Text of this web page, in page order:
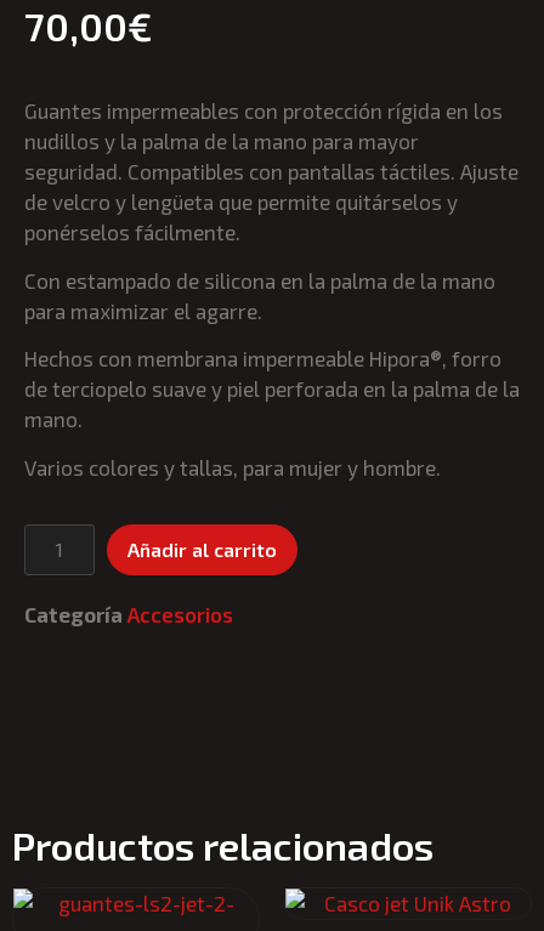
70,00€
Guantes impermeables con protección rígida en los
nudillos y la palma de la mano para mayor
seguridad. Compatibles con pantallas táctiles. Ajuste
de velcro y lengüeta que permite quitárselos y
ponérselos fácilmente.
Con estampado de silicona en la palma de la mano
para maximizar el agarre.
Hechos con membrana impermeable Hipora®, forro
de terciopelo suave y piel perforada en la palma de la
mano.
Varios colores y tallas, para mujer y hombre.
Añadir al carrito
Categoría Accesorios
Productos relacionados